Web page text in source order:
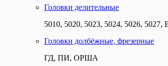
Головки делительные
5010, 5020, 5023, 5024, 5026,
Головки долбёжные, фрезерные
ГД, ПИ, ОРША